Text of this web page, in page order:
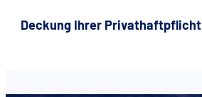
Deckung Ihrer Privathaftpflicht